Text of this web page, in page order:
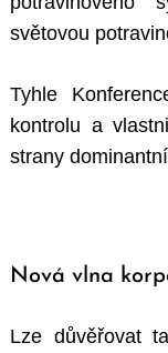
světovou
Tyhle
kontrolu a
strany
Nová vlna
Lze důvěřovat